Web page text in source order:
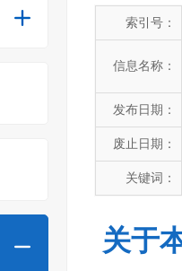
索引号：
信息名称：
发布日期：
废止日期：
关键词：
关于